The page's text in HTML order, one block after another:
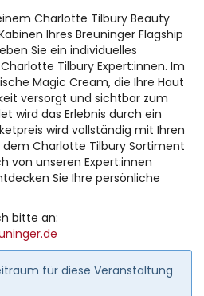
Charlotte Tilbury Beauty
Ihres Breuninger Flagship
Sie ein individuelles
Tilbury Expert:innen. Im
Magic Cream, die Ihre Haut
versorgt und sichtbar zum
wird das Erlebnis durch ein
wird vollständig mit Ihren
Charlotte Tilbury Sortiment
von unseren Expert:innen
Sie Ihre persönliche
bitte an:
für diese Veranstaltung